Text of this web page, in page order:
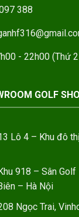
388
- 22h00 (Thứ
GOLF
Lô 4 – Khu đô
918 – Sân
– Hà Nội
Ngọc Trai,